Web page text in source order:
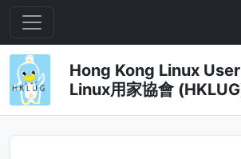
Hong Kong Linux
Linux用家協會